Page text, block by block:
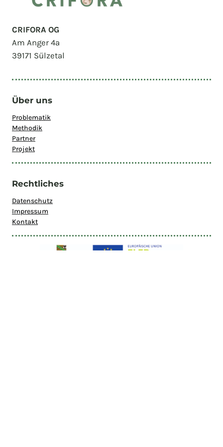
CRIFORA OG
Am Anger 4a
39171 Sülzetal
Über uns
Problematik
Methodik
Partner
Projekt
Rechtliches
Datenschutz
Impressum
Kontakt